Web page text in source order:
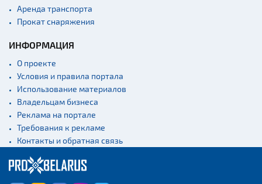
Аренда транспорта
Прокат снаряжения
ИНФОРМАЦИЯ
О проекте
Условия и правила портала
Использование материалов
Владельцам бизнеса
Реклама на портале
Требования к рекламе
Контакты и обратная связь